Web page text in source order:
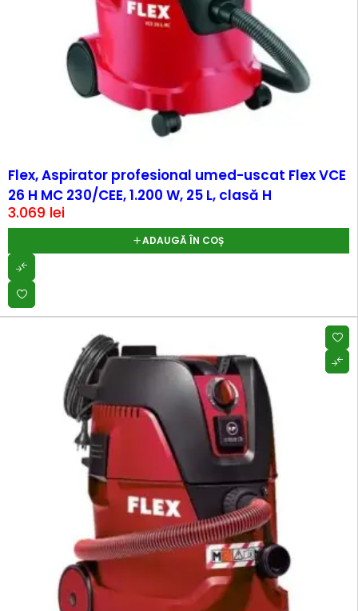
Flex, Aspirator profesional umed-uscat Flex VCE
26 H MC 230/CEE, 1.200 W, 25 L, clasă H
3.069 lei
ADAUGĂ ÎN COȘ